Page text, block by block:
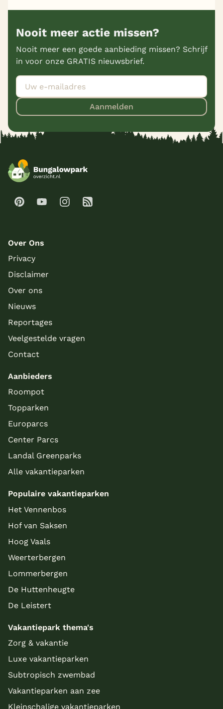
Nooit meer actie missen?
Nooit meer een goede aanbieding missen? Schrijf
in voor onze GRATIS nieuwsbrief.
Aanmelden
Over Ons
Privacy
Disclaimer
Over ons
Nieuws
Reportages
Veelgestelde vragen
Contact
Aanbieders
Roompot
Topparken
Europarcs
Center Parcs
Landal Greenparks
Alle vakantieparken
Populaire vakantieparken
Het Vennenbos
Hof van Saksen
Hoog Vaals
Weerterbergen
Lommerbergen
De Huttenheugte
De Leistert
Vakantiepark thema's
Zorg & vakantie
Luxe vakantieparken
Subtropisch zwembad
Vakantieparken aan zee
Kleinschalige vakantieparken